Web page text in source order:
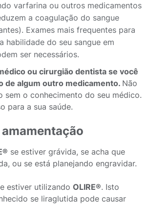
varfarina ou outros medicamentos
a coagulação do sangue
Exames mais frequentes para
habilidade do seu sangue em
ser necessários.
ou cirurgião dentista se você
de algum outro medicamento. Não
sem o conhecimento do seu médico.
para a sua saúde.
se estiver grávida, se acha que
ou se está planejando engravidar.
estiver utilizando OLIRE®. Isto
se liraglutida pode causar